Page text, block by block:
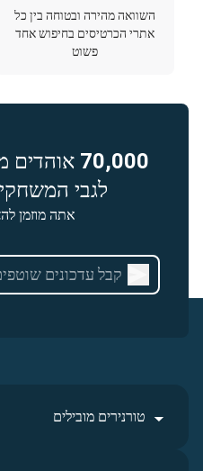
השוואה מהירה ובטוחה בין כל
אתרי הכרטיסים בחיפוש אחד
פשוט
70,000 אוהדים
לגבי
אתה מוזמן
טורנירים מובילים